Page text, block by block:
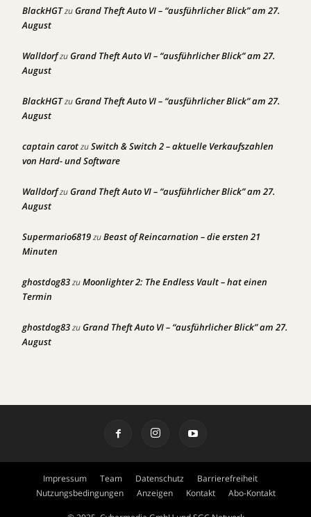
BlackHGTzuGrand Theft Auto VI – “ausführlicher Blick” am 27.
August
WalldorfzuGrand Theft Auto VI – “ausführlicher Blick” am 27.
August
BlackHGTzuGrand Theft Auto VI – “ausführlicher Blick” am 27.
August
captain carotzuSwitch & Switch 2 – aktuelle Verkaufszahlen
von Hard- und Software
WalldorfzuGrand Theft Auto VI – “ausführlicher Blick” am 27.
August
Supermario6819zuBeast of Reincarnation – die ersten 21
Minuten
ghostdog83zuMoonlighter 2: The Endless Vault – hat einen
Termin
ghostdog83zuGrand Theft Auto VI – “ausführlicher Blick” am 27.
August
Impressum Team Datenschutz
Barrierefreiheit
Nutzungsbedingungen
Anzeigen Kontakt Abo-Kontakt